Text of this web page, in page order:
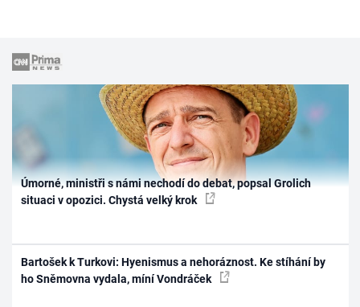
Úmorné, ministři s námi nechodí do debat, popsal Grolich
situaci v opozici. Chystá velký krok
Bartošek k Turkovi: Hyenismus a nehoráznost. Ke stíhání by
ho Sněmovna vydala, míní Vondráček